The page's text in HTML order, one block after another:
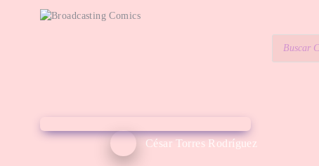
César Torres Rodríguez